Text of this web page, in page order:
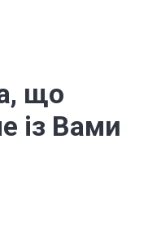
що
із Вами